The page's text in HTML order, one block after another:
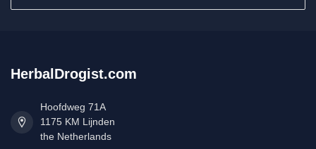
HerbalDrogist.com
Hoofdweg 71A
1175 KM Lijnden
the Netherlands